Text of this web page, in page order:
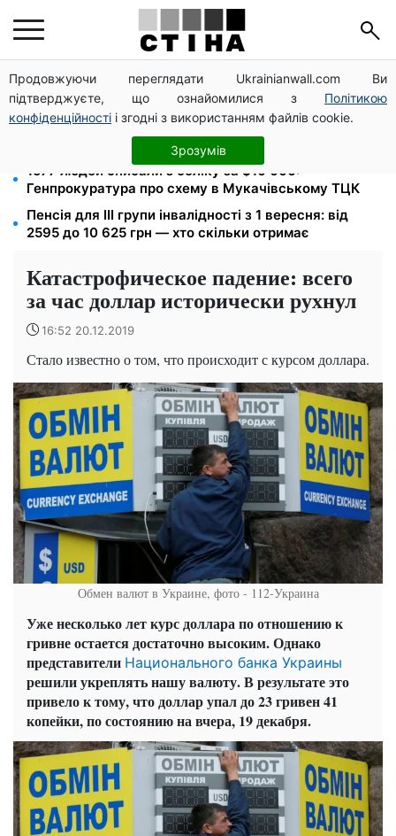
Продовжуючи переглядати Ukrainianwall.com Ви
підтверджуєте, що ознайомилися з Політикою
конфіденційності і згодні з використанням файлів cookie.
Зрозумів
125 грн за куб води: закон №4777 запустив подвійне
подорожчання тарифів у регіонах
Пенсія по інвалідності III групи з вересня: від 2595
до 10 625 грн — хто скільки отримає
1577 людей списали з обліку за $10 000:
Генпрокуратура про схему в Мукачівському ТЦК
Пенсія для III групи інвалідності з 1 вересня: від
2595 до 10 625 грн — хто скільки отримає
Катастрофическое падение: всего
за час доллар исторически рухнул
16:52 20.12.2019
Стало известно о том, что происходит с курсом доллара.
Обмен валют в Украине, фото - 112-Украина
Уже несколько лет курс доллара по отношению к
гривне остается достаточно высоким. Однако
представители Национального банка Украины
решили укреплять нашу валюту. В результате это
привело к тому, что доллар упал до 23 гривен 41
копейки, по состоянию на вчера, 19 декабря.